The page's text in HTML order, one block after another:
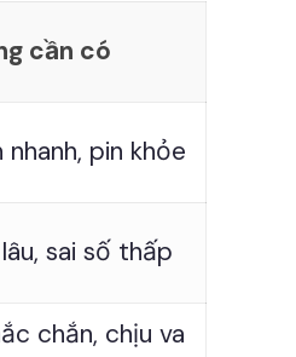
cần có
nhanh, pin khỏe
sai số thấp
chắn, chịu va